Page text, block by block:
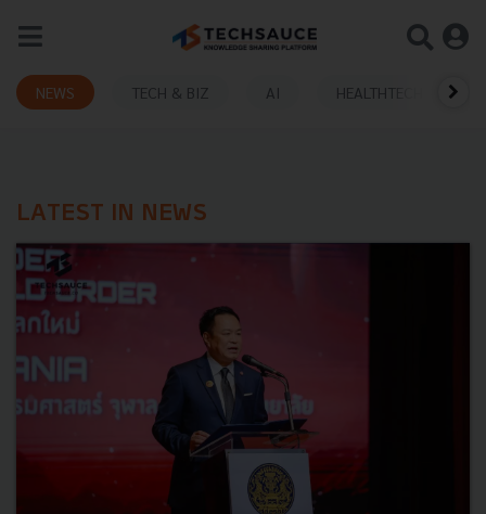
NEWS TECH & BIZ AI HEALTHTECH
LATEST IN NEWS